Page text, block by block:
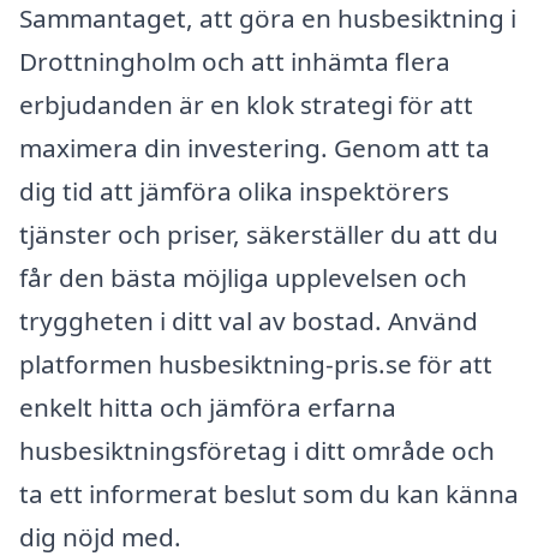
Sammantaget, att göra en husbesiktning i
Drottningholm och att inhämta flera
erbjudanden är en klok strategi för att
maximera din investering. Genom att ta
dig tid att jämföra olika inspektörers
tjänster och priser, säkerställer du att du
får den bästa möjliga upplevelsen och
tryggheten i ditt val av bostad. Använd
platformen husbesiktning-pris.se för att
enkelt hitta och jämföra erfarna
husbesiktningsföretag i ditt område och
ta ett informerat beslut som du kan känna
dig nöjd med.